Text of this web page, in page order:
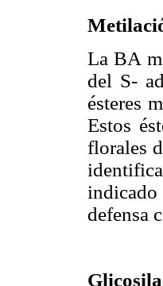
La BA
del S-
ésteres
Estos
florales
defensa